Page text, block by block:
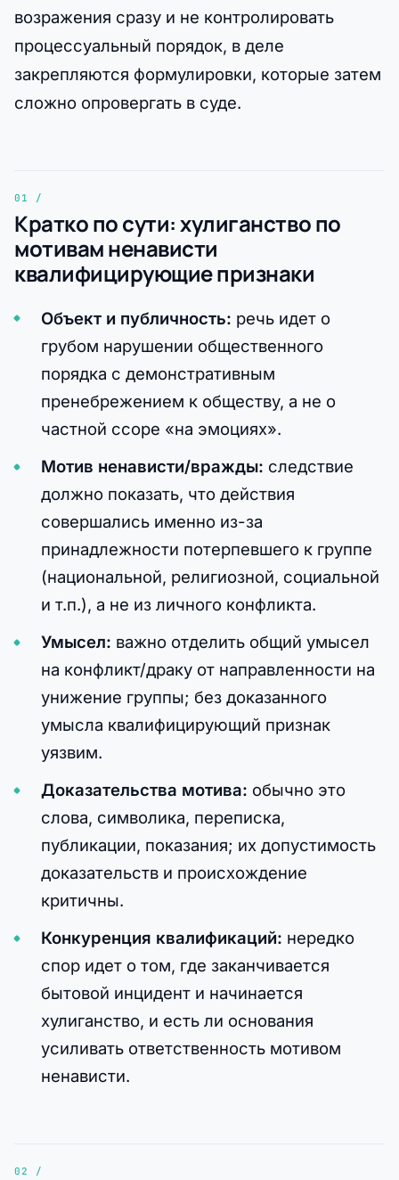
возражения сразу и не контролировать
процессуальный порядок, в деле
закрепляются формулировки, которые затем
сложно опровергать в суде.
Кратко по сути: хулиганство по
мотивам ненависти
квалифицирующие признаки
Объект и публичность: речь идет о
грубом нарушении общественного
порядка с демонстративным
пренебрежением к обществу, а не о
частной ссоре «на эмоциях».
Мотив ненависти/вражды: следствие
должно показать, что действия
совершались именно из-за
принадлежности потерпевшего к группе
(национальной, религиозной, социальной
и т.п.), а не из личного конфликта.
Умысел: важно отделить общий умысел
на конфликт/драку от направленности на
унижение группы; без доказанного
умысла квалифицирующий признак
уязвим.
Доказательства мотива: обычно это
слова, символика, переписка,
публикации, показания; их допустимость
доказательств и происхождение
критичны.
Конкуренция квалификаций: нередко
спор идет о том, где заканчивается
бытовой инцидент и начинается
хулиганство, и есть ли основания
усиливать ответственность мотивом
ненависти.